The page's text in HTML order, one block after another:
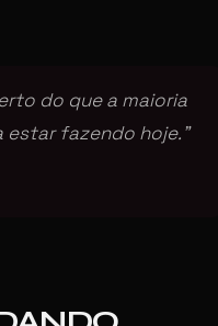
do que a maioria
estar fazendo hoje.”